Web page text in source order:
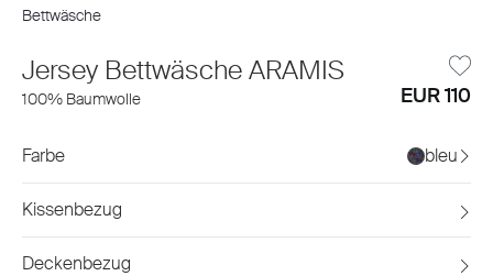
Bettwäsche
Jersey Bettwäsche ARAMIS
100% Baumwolle EUR 110
Farbe bleu
Kissenbezug
Deckenbezug